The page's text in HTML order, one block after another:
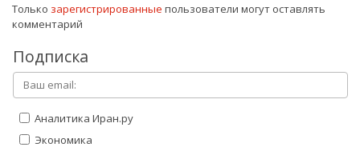
Только зарегистрированные пользователи могут оставлять
комментарий
Подписка
Аналитика Иран.ру
Экономика